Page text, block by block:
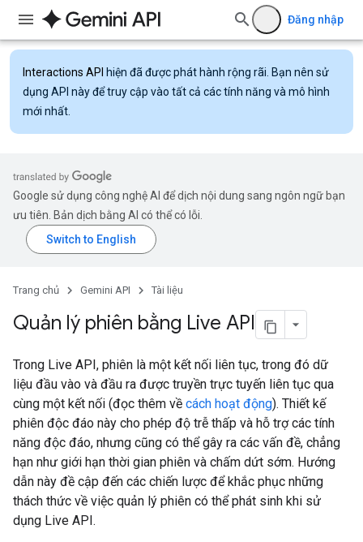
Đăng nhập
Interactions API hiện đã được phát hành rộng rãi. Bạn nên sử
dụng API này để truy cập vào tất cả các tính năng và mô hình
mới nhất.
Google sử dụng công nghệ AI để dịch nội dung sang ngôn ngữ bạn
ưu tiên. Bản dịch bằng AI có thể có lỗi.
Trang chủ Gemini API Tài liệu
Quản lý phiên bằng Live API
Trong Live API, phiên là một kết nối liên tục, trong đó dữ
liệu đầu vào và đầu ra được truyền trực tuyến liên tục qua
cùng một kết nối (đọc thêm về cách hoạt động). Thiết kế
phiên độc đáo này cho phép độ trễ thấp và hỗ trợ các tính
năng độc đáo, nhưng cũng có thể gây ra các vấn đề, chẳng
hạn như giới hạn thời gian phiên và chấm dứt sớm. Hướng
dẫn này đề cập đến các chiến lược để khắc phục những
thách thức về việc quản lý phiên có thể phát sinh khi sử
dụng Live API.